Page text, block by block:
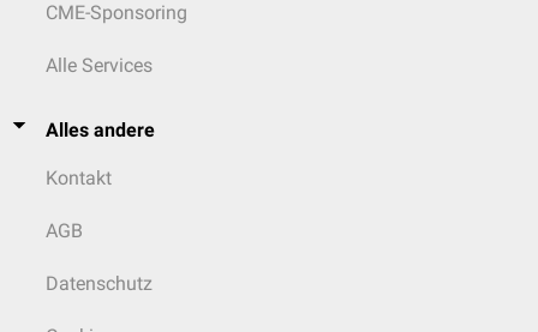
CME-Sponsoring
Alle Services
Alles andere
Kontakt
AGB
Datenschutz